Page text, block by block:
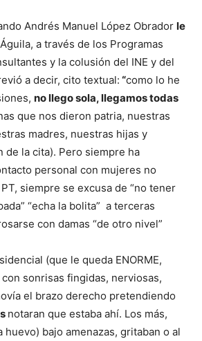
Andrés Manuel López Obrador le
a través de los Programas
y la colusión del INE y del
a decir, cito textual: “como lo he
no llego sola, llegamos todas
que nos dieron patria, nuestras
madres, nuestras hijas y
de la cita). Pero siempre ha
personal con mujeres no
siempre se excusa de “no tener
“echa la bolita” a terceras
con damas “de otro nivel”
(que le queda ENORME,
sonrisas fingidas, nerviosas,
el brazo derecho pretendiendo
notaran que estaba ahí. Los más,
huevo) bajo amenazas, gritaban o al